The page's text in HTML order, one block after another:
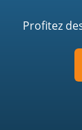
Profitez